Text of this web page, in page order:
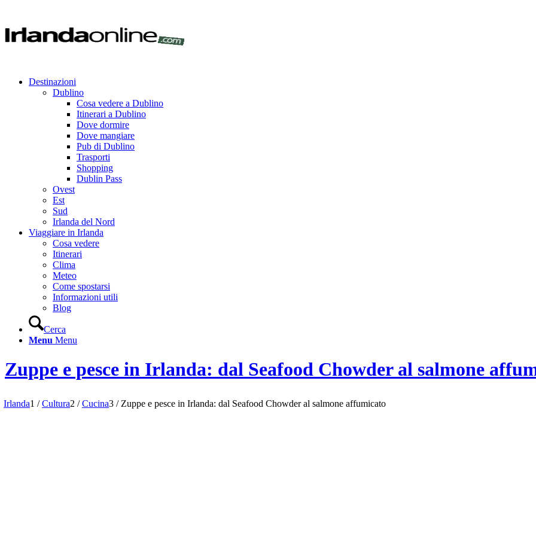
Destinazioni
Dublino
Cosa vedere a Dublino
Itinerari a Dublino
Dove dormire
Dove mangiare
Pub di Dublino
Trasporti
Shopping
Dublin Pass
Ovest
Est
Sud
Irlanda del Nord
Viaggiare in Irlanda
Cosa vedere
Itinerari
Clima
Meteo
Come spostarsi
Informazioni utili
Blog
Cerca
Menu Menu
Zuppe e pesce in Irlanda: dal Seafood Chowder al salmone
Irlanda1 / Cultura2 / Cucina3 / Zuppe e pesce in Irlanda: dal Seafood Chowder al salmone affumicato